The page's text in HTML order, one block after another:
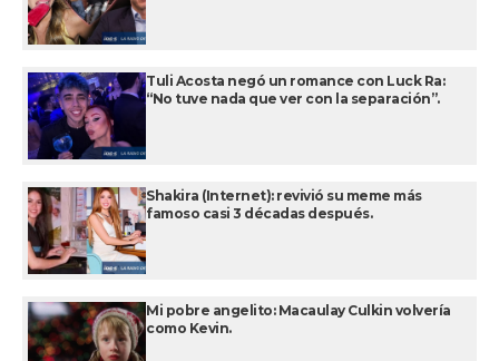
Tuli Acosta negó un romance con Luck Ra:
“No tuve nada que ver con la separación”.
Shakira (Internet): revivió su meme más
famoso casi 3 décadas después.
Mi pobre angelito: Macaulay Culkin volvería
como Kevin.